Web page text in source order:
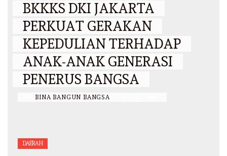
BKKKS DKI JAKARTA
PERKUAT GERAKAN
KEPEDULIAN TERHADAP
ANAK-ANAK GENERASI
PENERUS BANGSA
BINA BANGUN BANGSA
DAERAH